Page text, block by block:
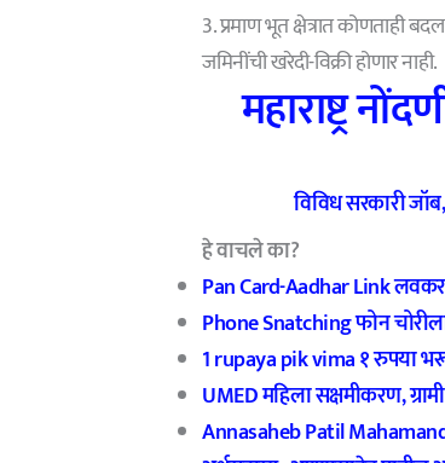
3. प्रमाण भूत क्षेत्रात कोणताही
जमिनींची खरेदी-विक्री होणार नाही.
महाराष्ट्र
विविध सरकारी
हे वाचले का?
Pan Card-Aadhar Link लवकर
Phone Snatching फोन
1 rupaya pik vima १ रुपया
UMED महिला सक्षमीकरण,
Annasaheb Patil